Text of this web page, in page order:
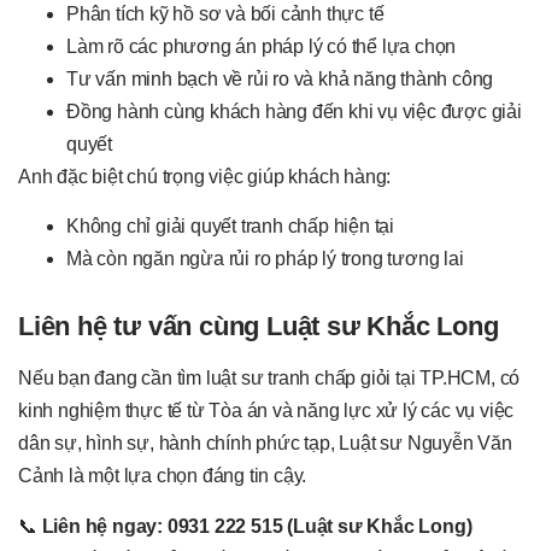
Phân tích kỹ hồ sơ và bối cảnh thực tế
Làm rõ các phương án pháp lý có thể lựa chọn
Tư vấn minh bạch về rủi ro và khả năng thành công
Đồng hành cùng khách hàng đến khi vụ việc được giải
quyết
Anh đặc biệt chú trọng việc giúp khách hàng:
Không chỉ giải quyết tranh chấp hiện tại
Mà còn ngăn ngừa rủi ro pháp lý trong tương lai
Liên hệ tư vấn cùng Luật sư Khắc Long
Nếu bạn đang cần tìm luật sư tranh chấp giỏi tại TP.HCM, có
kinh nghiệm thực tế từ Tòa án và năng lực xử lý các vụ việc
dân sự, hình sự, hành chính phức tạp, Luật sư Nguyễn Văn
Cảnh là một lựa chọn đáng tin cậy.
📞 Liên hệ ngay: 0931 222 515 (Luật sư Khắc Long)